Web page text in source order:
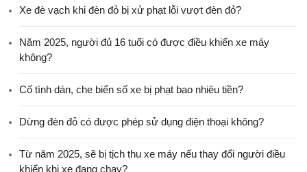
Xe đè vạch khi đèn đỏ bị xử phạt lỗi vượt đèn đỏ?
Năm 2025, người đủ 16 tuổi có được điều khiển xe máy
không?
Cố tình dán, che biển số xe bị phạt bao nhiêu tiền?
Dừng đèn đỏ có được phép sử dụng điện thoại không?
Từ năm 2025, sẽ bị tịch thu xe máy nếu thay đổi người điều
khiển khi xe đang chạy?